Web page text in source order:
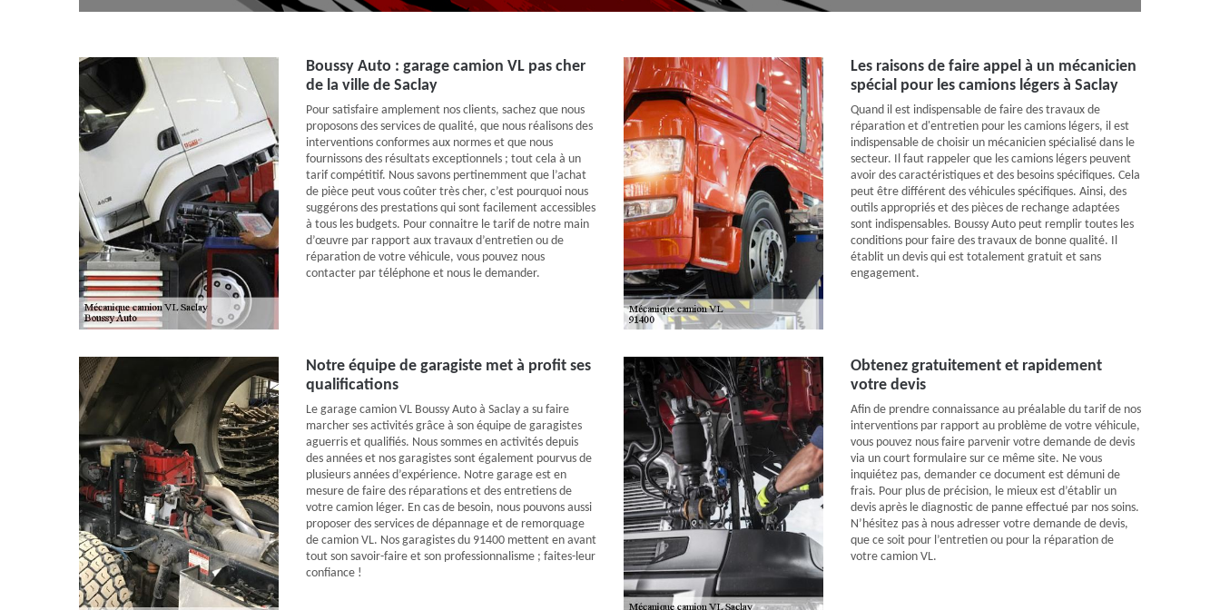
Boussy Auto : garage camion VL pas cher
de la ville de Saclay
Pour satisfaire amplement nos clients, sachez que nous
proposons des services de qualité, que nous réalisons des
interventions conformes aux normes et que nous
fournissons des résultats exceptionnels ; tout cela à un
tarif compétitif. Nous savons pertinemment que l’achat
de pièce peut vous coûter très cher, c’est pourquoi nous
suggérons des prestations qui sont facilement accessibles
à tous les budgets. Pour connaitre le tarif de notre main
d’œuvre par rapport aux travaux d’entretien ou de
réparation de votre véhicule, vous pouvez nous
contacter par téléphone et nous le demander.
Les raisons de faire appel à un mécanicien
spécial pour les camions légers à Saclay
Quand il est indispensable de faire des travaux de
réparation et d'entretien pour les camions légers, il est
indispensable de choisir un mécanicien spécialisé dans le
secteur. Il faut rappeler que les camions légers peuvent
avoir des caractéristiques et des besoins spécifiques. Cela
peut être différent des véhicules spécifiques. Ainsi, des
outils appropriés et des pièces de rechange adaptées
sont indispensables. Boussy Auto peut remplir toutes les
conditions pour faire des travaux de bonne qualité. Il
établit un devis qui est totalement gratuit et sans
engagement.
Notre équipe de garagiste met à profit ses
qualifications
Le garage camion VL Boussy Auto à Saclay a su faire
marcher ses activités grâce à son équipe de garagistes
aguerris et qualifiés. Nous sommes en activités depuis
des années et nos garagistes sont également pourvus de
plusieurs années d’expérience. Notre garage est en
mesure de faire des réparations et des entretiens de
votre camion léger. En cas de besoin, nous pouvons aussi
proposer des services de dépannage et de remorquage
de camion VL. Nos garagistes du 91400 mettent en avant
tout son savoir-faire et son professionnalisme ; faites-leur
confiance !
Obtenez gratuitement et rapidement
votre devis
Afin de prendre connaissance au préalable du tarif de nos
interventions par rapport au problème de votre véhicule,
vous pouvez nous faire parvenir votre demande de devis
via un court formulaire sur ce même site. Ne vous
inquiétez pas, demander ce document est démuni de
frais. Pour plus de précision, le mieux est d’établir un
devis après le diagnostic de panne effectué par nos soins.
N’hésitez pas à nous adresser votre demande de devis,
que ce soit pour l’entretien ou pour la réparation de
votre camion VL.